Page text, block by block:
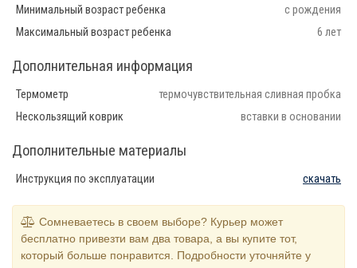
Минимальный возраст ребенка
с рождения
Максимальный возраст ребенка
6 лет
Дополнительная информация
Термометр
термочувствительная сливная пробка
Нескользящий коврик
вставки в основании
Дополнительные материалы
Инструкция по эксплуатации скачать
Сомневаетесь в своем выборе? Курьер может
бесплатно привезти вам два товара, а вы купите тот,
который больше понравится. Подробности уточняйте у